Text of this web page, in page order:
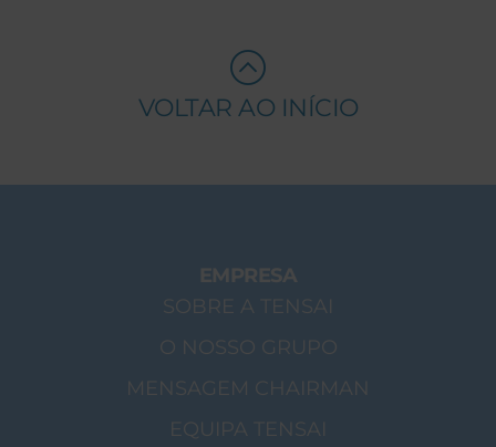
VOLTAR AO INÍCIO
EMPRESA
SOBRE A TENSAI
O NOSSO GRUPO
MENSAGEM CHAIRMAN
EQUIPA TENSAI